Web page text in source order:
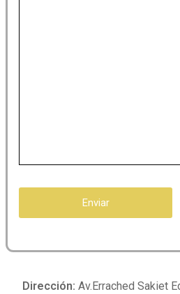
Dirección: Av.Errached Sakiet